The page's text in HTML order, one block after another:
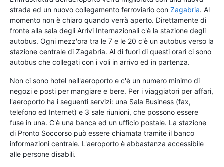
strada ed un nuovo collegamento ferroviario con Zagabria. Al
momento non è chiaro quando verrà aperto. Direttamente di
fronte alla sala degli Arrivi Internazionali c'è la stazione degli
autobus. Ogni mezz'ora tra le 7 e le 20 c'è un autobus verso la
stazione centrale di Zagabria. Al di fuori di questi orari ci sono
autobus che collegati con i voli in arrivo ed in partenza.
Non ci sono hotel nell'aeroporto e c'è un numero minimo di
negozi e posti per mangiare e bere. Per i viaggiatori per affari,
l'aeroporto ha i seguenti servizi: una Sala Business (fax,
telefono ed Internet) e 3 sale riunioni, che possono essere
fuse in una. C'è una banca ed un ufficio postale. La stazione
di Pronto Soccorso può essere chiamata tramite il banco
informazioni centrale. L'aeroporto è abbastanza accessibile
alle persone disabili.